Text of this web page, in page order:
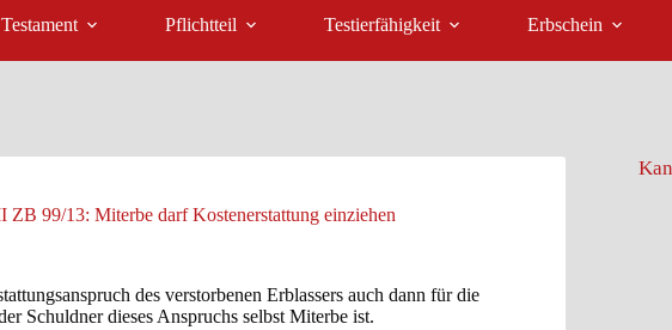
Testament Pflichtteil Testierfähigkeit Erbschein
99/13: Miterbe darf Kostenerstattung einziehen
des verstorbenen Erblassers auch dann für die
Schuldner dieses Anspruchs selbst Miterbe ist.